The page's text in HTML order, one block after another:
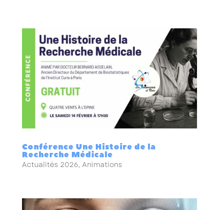
Conférence Une Histoire de la
Recherche Médicale
Actualités 2026, Animations